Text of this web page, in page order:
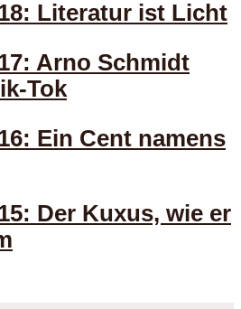
Literatur ist Licht
Arno Schmidt
Tok
Ein Cent namens
Der Kuxus, wie er